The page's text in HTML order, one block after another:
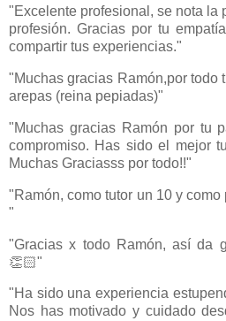
"Excelente profesional, se nota la
profesión. Gracias por tu
compartir tus experiencias."
"Muchas gracias Ramón,por todo
arepas (reina pepiadas)"
"Muchas gracias Ramón por tu
compromiso. Has sido el mejor
Muchas Graciasss por todo!!"
"Ramón, como tutor un 10 y
"
"Gracias x todo Ramón, así da
👏🏻"
"Ha sido una experiencia
Nos has motivado y cuidado